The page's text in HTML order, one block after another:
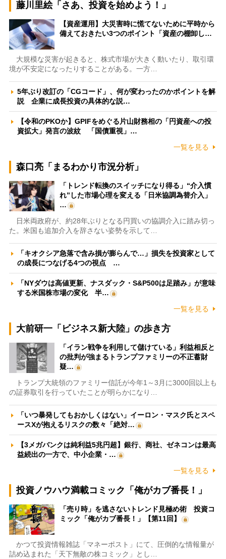
藤川里絵「さあ、投資を始めよう！」
【資産運用】大災害時に慌てないために平時から
備えておきたい3つのポイント「資産の棚卸し…
大規模な災害が起きると、株式市場が大きく動いたり、取引環
境が不安定になったりすることがある。一方…
5年ぶり改訂の「CGコード」、何が変わったのかポイントを解
説 企業に成長投資の具体的な説…
【令和のPKOか】GPIFをめぐる片山財務相の「円資産への投
資拡大」発言の波紋 「国債重視」…
一覧を見る
森口亮「まるわかり市況分析」
「トレンド転換のスイッチになり得る」“介入慣
れ”した市場心理を変える「日米協調為替介入」
…
日米両政府が、約28年ぶりとなる円買いの協調介入に踏み切っ
た。米国も追加介入を辞さない姿勢を示して…
「キオクシア急落で含み損が膨らんで…」損失を投資家として
の成長につなげる4つの視点 …
「NYダウは高値更新、ナスダック・S&P500は足踏み」が意味
する米国株市場の変化 半…
一覧を見る
大前研一「ビジネス新大陸」の歩き方
「イラン戦争を利用して儲けている」利益相反と
の批判が強まるトランプファミリーの不正蓄財
疑…
トランプ大統領のファミリー信託が今年1～3月に3000回以上も
の証券取引を行っていたことが明らかになり…
「いつ暴発してもおかしくはない」イーロン・マスク氏とスペ
ースXが抱えるリスクの数々「絶対…
【3メガバンクは純利益5兆円超】銀行、商社、ゼネコンは最高
益続出の一方で、中小企業・…
一覧を見る
投資ノウハウ満載コミック「俺がカブ番長！」
「売り時」を逃さないトレンド見極め術 投資コ
ミック「俺がカブ番長！」【第11回】
かつて投資情報雑誌「マネーポスト」にて、圧倒的な情報量が
詰め込まれた「天下無敵の株コミック」とし…